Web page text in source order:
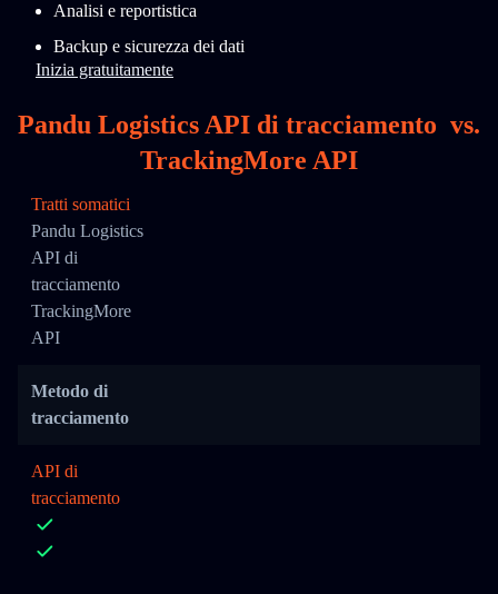
Analisi e reportistica
Backup e sicurezza dei dati
Inizia gratuitamente
Pandu Logistics API di tracciamento vs.
TrackingMore API
Tratti somatici
Pandu Logistics
API di
tracciamento
TrackingMore
API
Metodo di
tracciamento
API di
tracciamento